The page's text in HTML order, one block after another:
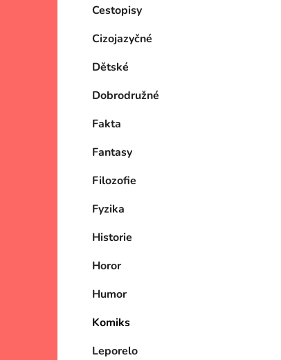
Cestopisy
Cizojazyčné
Dětské
Dobrodružné
Fakta
Fantasy
Filozofie
Fyzika
Historie
Horor
Humor
Komiks
Leporelo